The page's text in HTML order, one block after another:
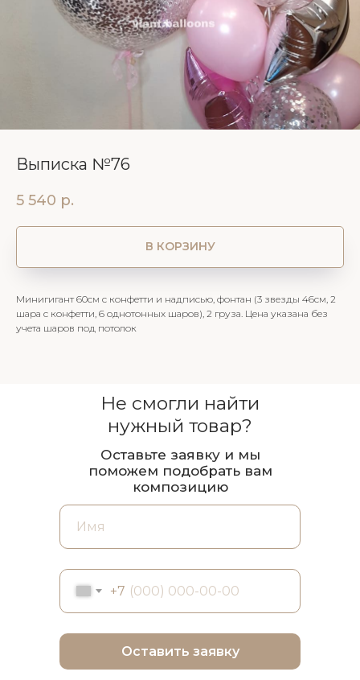
Выписка №76
5 540 р.
В КОРЗИНУ
Минигигант 60см с конфетти и надписью, фонтан (3 звезды 46см, 2
шара с конфетти, 6 однотонных шаров), 2 груза. Цена указана без
учета шаров под потолок
+7
Оставить заявку
Не смогли найти
нужный товар?
Оставьте заявку и мы
поможем подобрать вам
композицию